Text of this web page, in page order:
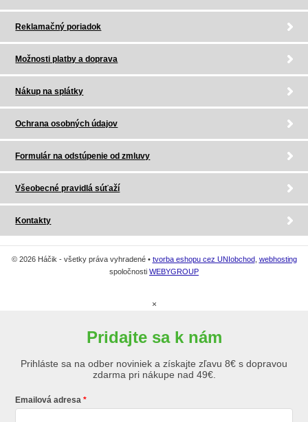
Reklamačný poriadok
Možnosti platby a doprava
Nákup na splátky
Ochrana osobných údajov
Formulár na odstúpenie od zmluvy
Všeobecné pravidlá súťaží
Kontakty
© 2026 Háčik - všetky práva vyhradené • tvorba eshopu cez UNIobchod, webhosting
spoločnosti WEBYGROUP
×
Pridajte sa k nám
Prihláste sa na odber noviniek a získajte zľavu 8€ s dopravou
zdarma pri nákupe nad 49€.
Emailová adresa